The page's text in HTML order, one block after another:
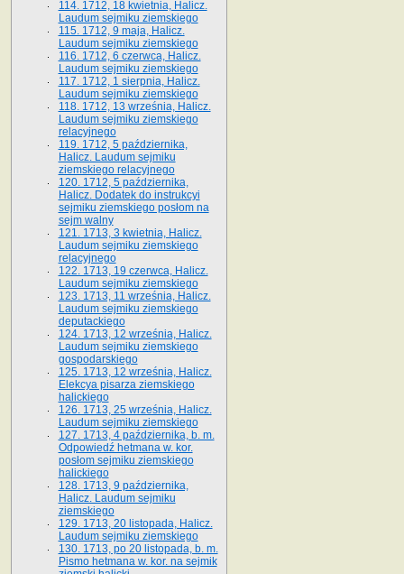
114. 1712, 18 kwietnia, Halicz.
Laudum sejmiku ziemskiego
115. 1712, 9 maja, Halicz.
Laudum sejmiku ziemskiego
116. 1712, 6 czerwca, Halicz.
Laudum sejmiku ziemskiego
117. 1712, 1 sierpnia, Halicz.
Laudum sejmiku ziemskiego
118. 1712, 13 września, Halicz.
Laudum sejmiku ziemskiego
relacyjnego
119. 1712, 5 października,
Halicz. Laudum sejmiku
ziemskiego relacyjnego
120. 1712, 5 października,
Halicz. Dodatek do instrukcyi
sejmiku ziemskiego posłom na
sejm walny
121. 1713, 3 kwietnia, Halicz.
Laudum sejmiku ziemskiego
relacyjnego
122. 1713, 19 czerwca, Halicz.
Laudum sejmiku ziemskiego
123. 1713, 11 września, Halicz.
Laudum sejmiku ziemskiego
deputackiego
124. 1713, 12 września, Halicz.
Laudum sejmiku ziemskiego
gospodarskiego
125. 1713, 12 września, Halicz.
Elekcya pisarza ziemskiego
halickiego
126. 1713, 25 września, Halicz.
Laudum sejmiku ziemskiego
127. 1713, 4 października, b. m.
Odpowiedź hetmana w. kor.
posłom sejmiku ziemskiego
halickiego
128. 1713, 9 października,
Halicz. Laudum sejmiku
ziemskiego
129. 1713, 20 listopada, Halicz.
Laudum sejmiku ziemskiego
130. 1713, po 20 listopada, b. m.
Pismo hetmana w. kor. na sejmik